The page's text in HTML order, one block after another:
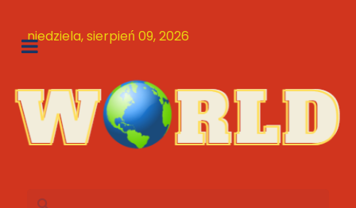
niedziela, sierpień 09, 2026